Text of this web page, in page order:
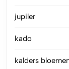
jupiler
kado
kalders